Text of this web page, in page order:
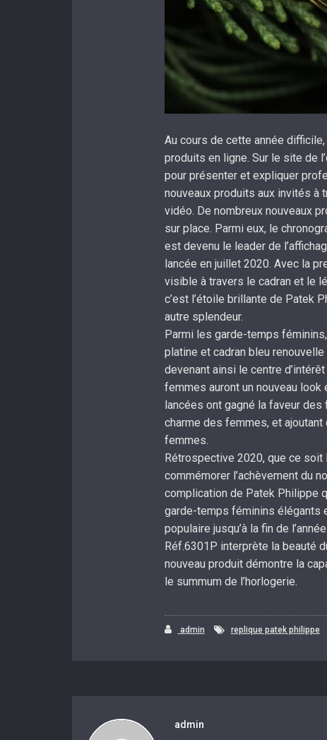
Au cours de cette année
produits en ligne. Sur le site de
pour présenter et expliquer
nouveaux produits aux invités
vidéo. De nombreux nouveaux
sur place. Parmi eux, le
est devenu le leader de
lancée en juillet 2020. Avec la
visible à travers le cadran et le
c’est l’étoile brillante de Patek
autre splendeur.
Parmi les garde-temps
platine et cadran bleu
devenant ainsi le centre
femmes auront un nouveau
lancées ont gagné la faveur
charme des femmes, et ajoutant
femmes.
Rétrospective 2020, que ce soit
commémorer l’achèvement du
complication de Patek Philippe
garde-temps féminins élégants
populaire jusqu’à la fin de
Réf.6301P interprète la beauté
nouveau produit démontre la
le summum de l’horlogerie.
admin replique patek philippe
admin